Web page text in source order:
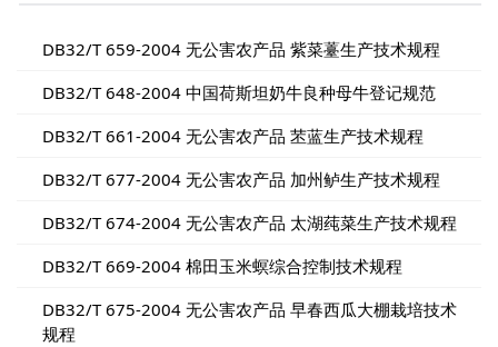
DB32/T 659-2004 无公害农产品 紫菜薹生产技术规程
DB32/T 648-2004 中国荷斯坦奶牛良种母牛登记规范
DB32/T 661-2004 无公害农产品 苤蓝生产技术规程
DB32/T 677-2004 无公害农产品 加州鲈生产技术规程
DB32/T 674-2004 无公害农产品 太湖莼菜生产技术规程
DB32/T 669-2004 棉田玉米螟综合控制技术规程
DB32/T 675-2004 无公害农产品 早春西瓜大棚栽培技术
规程